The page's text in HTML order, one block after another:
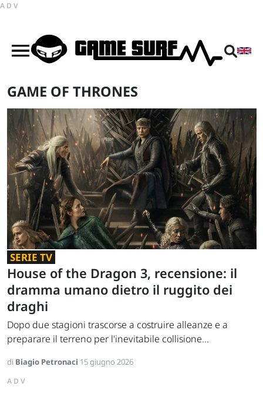
ADV
GAME OF THRONES
SERIE TV
House of the Dragon 3, recensione: il
dramma umano dietro il ruggito dei
draghi
Dopo due stagioni trascorse a costruire alleanze e a
preparare il terreno per l'inevitabile collisione...
di Biagio Petronaci 15 giugno 2026
ADV